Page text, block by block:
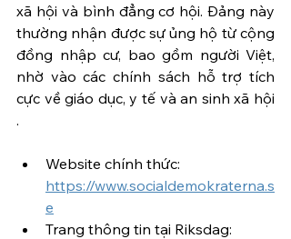
xã hội và bình đẳng cơ hội. Đảng này
thường nhận được sự ủng hộ từ cộng
đồng nhập cư, bao gồm người Việt,
nhờ vào các chính sách hỗ trợ tích
cực về giáo dục, y tế và an sinh xã hội
.
Website chính thức:
https://www.socialdemokraterna.s
e
Trang thông tin tại Riksdag: